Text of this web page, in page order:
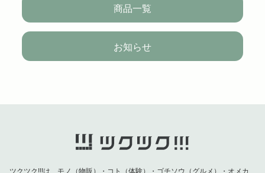
商品一覧
お知らせ
ツクツク!!!は、モノ（物販）・コト（体験）・ゴチソウ（グルメ）・オメカ